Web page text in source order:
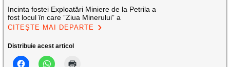
Incinta fostei Exploatări Miniere de la Petrila a
fost locul în care ”Ziua Minerului” a
CITEȘTE MAI DEPARTE
Distribuie acest articol